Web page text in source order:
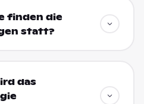
finden die
statt?
das